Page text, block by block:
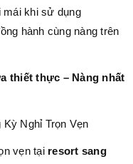
mái khi sử dụng
hành cùng nàng trên
thiết thực – Nàng nhất
Nghỉ Trọn Vẹn
vẹn tại resort sang